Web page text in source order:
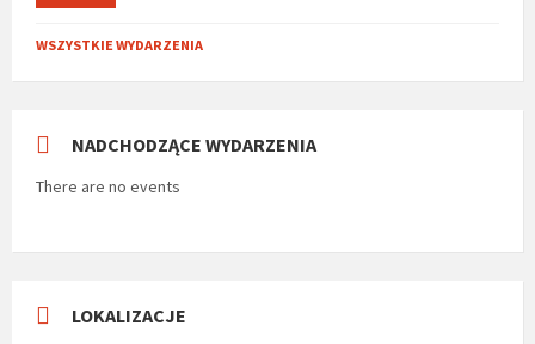
WSZYSTKIE WYDARZENIA
NADCHODZĄCE WYDARZENIA
There are no events
LOKALIZACJE